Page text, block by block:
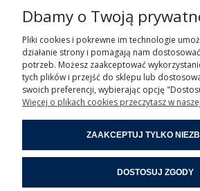
E-MAIL
tts@tts.com.pl
POMOC
INFORMACJE
Dbamy o Twoją
Pliki cookies i pokrewne im technologie
działanie strony i pomagają nam
potrzeb. Możesz zaakceptować
tych plików i przejść do sklepu lub
swoich preferencji, wybierając opcję
Więcej o plikach cookies przeczytasz w
ZAAKCEPTUJ TYLKO
DOSTOSUJ ZGODY